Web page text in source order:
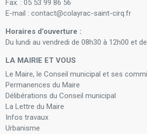
Fax. : 05 53 99 86 56
E-mail : contact@colayrac-saint-cirq.fr
Horaires d’ouverture :
Du lundi au vendredi de 08h30 à 12h00 et
LA MAIRIE ET VOUS
Le Maire, le Conseil municipal et ses
Permanences du Maire
Délibérations du Conseil municipal
La Lettre du Maire
Infos travaux
Urbanisme